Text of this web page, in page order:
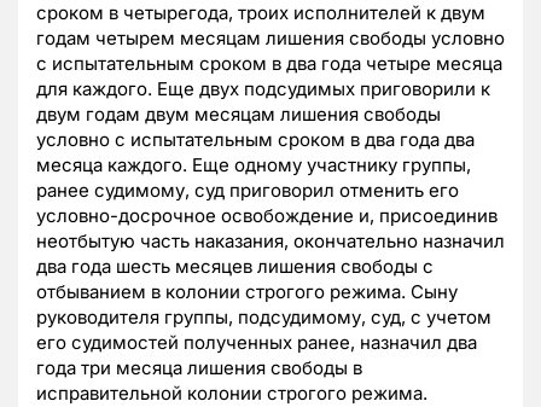
сроком в четырегода, троих исполнителей к двум
годам четырем месяцам лишения свободы условно
с испытательным сроком в два года четыре месяца
для каждого. Еще двух подсудимых приговорили к
двум годам двум месяцам лишения свободы
условно с испытательным сроком в два года два
месяца каждого. Еще одному участнику группы,
ранее судимому, суд приговорил отменить его
условно-досрочное освобождение и, присоединив
неотбытую часть наказания, окончательно назначил
два года шесть месяцев лишения свободы с
отбыванием в колонии строгого режима. Сыну
руководителя группы, подсудимому, суд, с учетом
его судимостей полученных ранее, назначил два
года три месяца лишения свободы в
исправительной колонии строгого режима.